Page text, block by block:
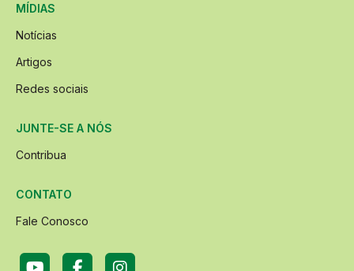
MÍDIAS
Notícias
Artigos
Redes sociais
JUNTE-SE A NÓS
Contribua
CONTATO
Fale Conosco